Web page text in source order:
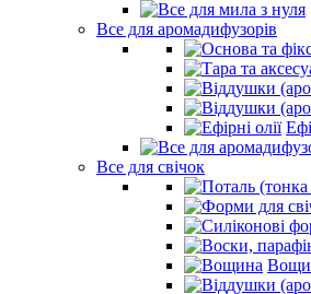
Все для аромадифузорів
Все для свічок